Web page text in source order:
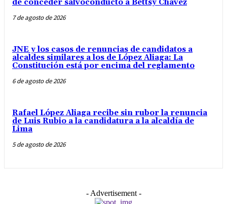
de conceder salvoconducto a Bettsy Chávez
7 de agosto de 2026
JNE y los casos de renuncias de candidatos a
alcaldes similares a los de López Aliaga: La
Constitución está por encima del reglamento
6 de agosto de 2026
Rafael López Aliaga recibe sin rubor la renuncia
de Luis Rubio a la candidatura a la alcaldía de
Lima
5 de agosto de 2026
- Advertisement -